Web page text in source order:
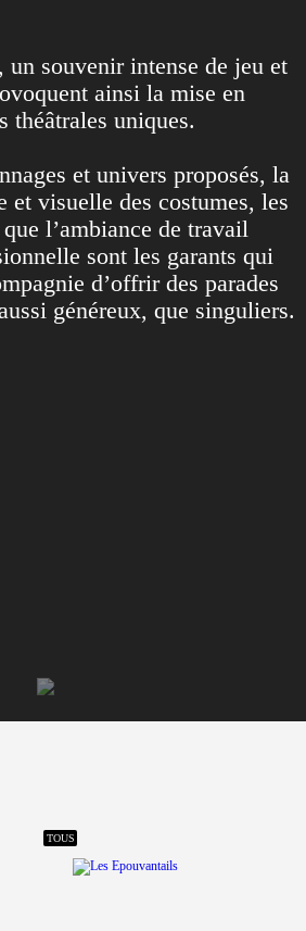
souvenir intense de jeu et
ainsi la mise en
théâtrales uniques.
et univers proposés, la
et visuelle des costumes, les
l’ambiance de travail
sont les garants qui
d’offrir des parades
généreux, que singuliers.
TOUS